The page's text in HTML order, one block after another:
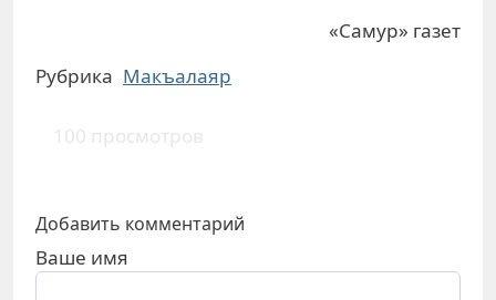
«Самур» газет
Рубрика Макъалаяр
100 просмотров
Добавить комментарий
Ваше имя